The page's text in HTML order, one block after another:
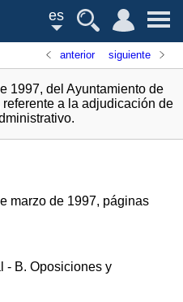
es
anterior siguiente
1997, del Ayuntamiento de
a la adjudicación de
marzo de 1997, páginas
- B. Oposiciones y